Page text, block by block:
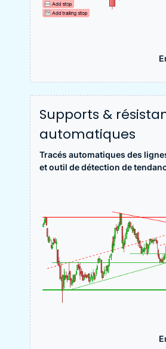
Supports &
automatiques
Tracés automatiques des
et outil de détection de